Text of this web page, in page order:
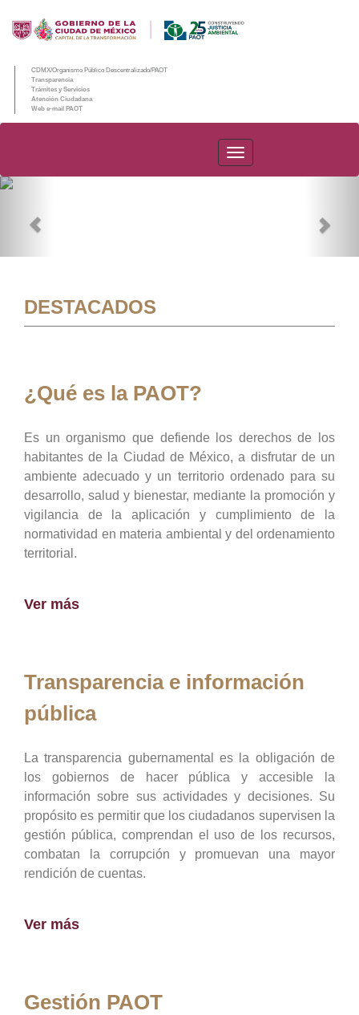
CDMX/Organismo Público Descentralizado/PAOT
Transparencia
Trámites y Servicios
Atención Ciudadana
Web e-mail PAOT
PAOT
DESTACADOS
¿Qué es la PAOT?
Es un organismo que defiende los derechos de los
habitantes de la Ciudad de México, a disfrutar de un
ambiente adecuado y un territorio ordenado para su
desarrollo, salud y bienestar, mediante la promoción y
vigilancia de la aplicación y cumplimiento de la
normatividad en materia ambiental y del ordenamiento
territorial.
Ver más
Transparencia e información
pública
La transparencia gubernamental es la obligación de
los gobiernos de hacer pública y accesible la
información sobre sus actividades y decisiones. Su
propósito es permitir que los ciudadanos supervisen la
gestión pública, comprendan el uso de los recursos,
combatan la corrupción y promuevan una mayor
rendición de cuentas.
Ver más
Gestión PAOT